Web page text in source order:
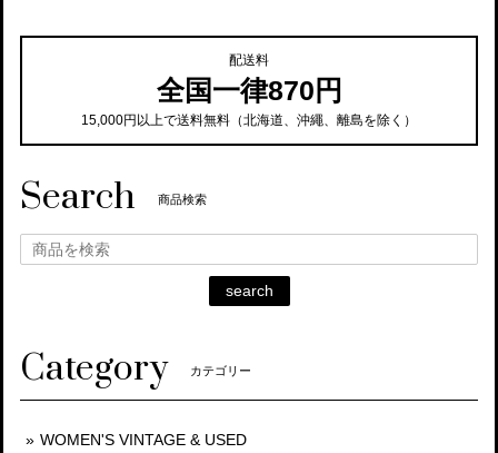
配送料
全国一律870円
15,000円以上で送料無料（北海道、沖繩、離島を除く）
Search 商品検索
search
Category カテゴリー
WOMEN'S VINTAGE & USED